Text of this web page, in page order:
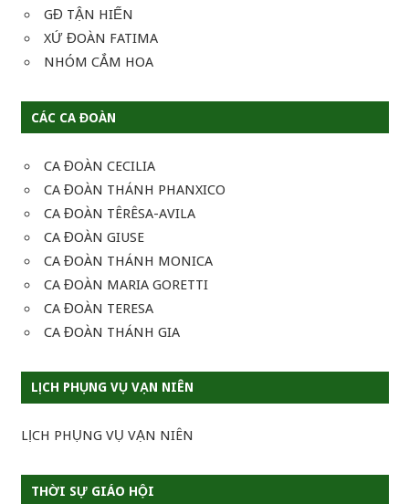
GĐ TẬN HIẾN
XỨ ĐOÀN FATIMA
NHÓM CẮM HOA
CÁC CA ĐOÀN
CA ĐOÀN CECILIA
CA ĐOÀN THÁNH PHANXICO
CA ĐOÀN TÊRÊSA-AVILA
CA ĐOÀN GIUSE
CA ĐOÀN THÁNH MONICA
CA ĐOÀN MARIA GORETTI
CA ĐOÀN TERESA
CA ĐOÀN THÁNH GIA
LỊCH PHỤNG VỤ VẠN NIÊN
LỊCH PHỤNG VỤ VẠN NIÊN
THỜI SỰ GIÁO HỘI